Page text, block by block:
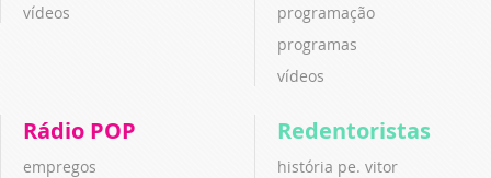
vídeos
programação
programas
vídeos
Rádio POP
empregos
Redentoristas
história pe. vitor